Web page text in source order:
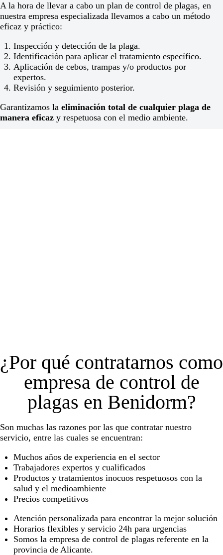
A la hora de llevar a cabo un plan de control de plagas, en
nuestra empresa especializada llevamos a cabo un método
eficaz y práctico:
Inspección y detección de la plaga.
Identificación para aplicar el tratamiento específico.
Aplicación de cebos, trampas y/o productos por
expertos.
Revisión y seguimiento posterior.
Garantizamos la eliminación total de cualquier plaga de
manera eficaz y respetuosa con el medio ambiente.
¿Por qué contratarnos como
empresa de control de
plagas en Benidorm?
Son muchas las razones por las que contratar nuestro
servicio, entre las cuales se encuentran:
Muchos años de experiencia en el sector
Trabajadores expertos y cualificados
Productos y tratamientos inocuos respetuosos con la
salud y el medioambiente
Precios competitivos
Atención personalizada para encontrar la mejor solución
Horarios flexibles y servicio 24h para urgencias
Somos la empresa de control de plagas referente en la
provincia de Alicante.